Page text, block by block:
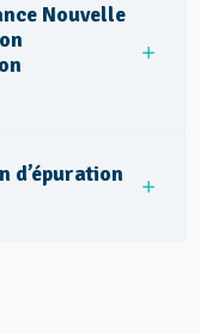
Nouvelle
d’épuration